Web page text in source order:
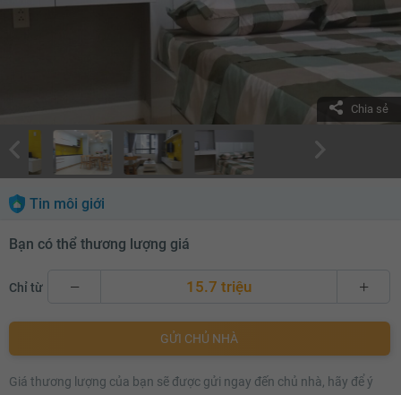
Chia sẻ
Tin môi giới
Bạn có thể thương lượng giá
Chỉ từ 15.7 triệu
15.9 triệu
GỬI CHỦ NHÀ
Giá thương lượng của bạn sẽ được gửi ngay đến chủ nhà, hãy để ý